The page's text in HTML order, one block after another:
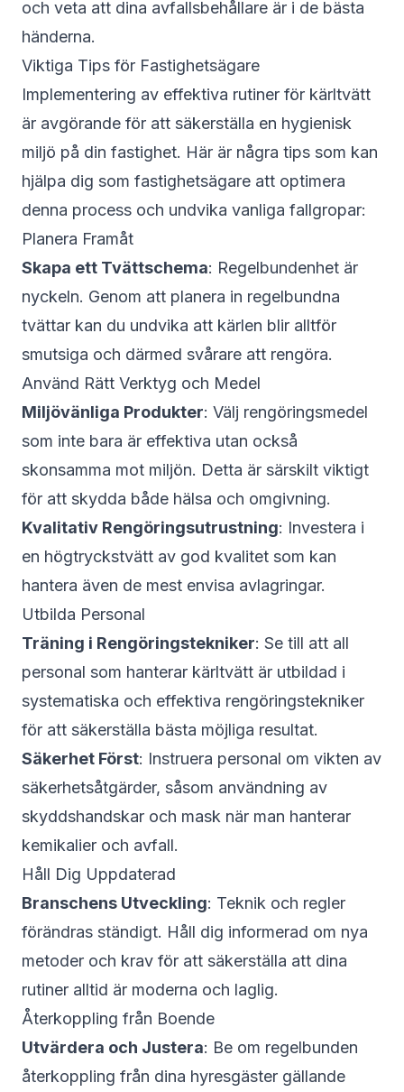
och veta att dina avfallsbehållare är i de bästa
händerna.
Viktiga Tips för Fastighetsägare
Implementering av effektiva rutiner för kärltvätt
är avgörande för att säkerställa en hygienisk
miljö på din fastighet. Här är några tips som kan
hjälpa dig som fastighetsägare att optimera
denna process och undvika vanliga fallgropar:
Planera Framåt
Skapa ett Tvättschema: Regelbundenhet är
nyckeln. Genom att planera in regelbundna
tvättar kan du undvika att kärlen blir alltför
smutsiga och därmed svårare att rengöra.
Använd Rätt Verktyg och Medel
Miljövänliga Produkter: Välj rengöringsmedel
som inte bara är effektiva utan också
skonsamma mot miljön. Detta är särskilt viktigt
för att skydda både hälsa och omgivning.
Kvalitativ Rengöringsutrustning: Investera i
en högtryckstvätt av god kvalitet som kan
hantera även de mest envisa avlagringar.
Utbilda Personal
Träning i Rengöringstekniker: Se till att all
personal som hanterar kärltvätt är utbildad i
systematiska och effektiva rengöringstekniker
för att säkerställa bästa möjliga resultat.
Säkerhet Först: Instruera personal om vikten av
säkerhetsåtgärder, såsom användning av
skyddshandskar och mask när man hanterar
kemikalier och avfall.
Håll Dig Uppdaterad
Branschens Utveckling: Teknik och regler
förändras ständigt. Håll dig informerad om nya
metoder och krav för att säkerställa att dina
rutiner alltid är moderna och laglig.
Återkoppling från Boende
Utvärdera och Justera: Be om regelbunden
återkoppling från dina hyresgäster gällande